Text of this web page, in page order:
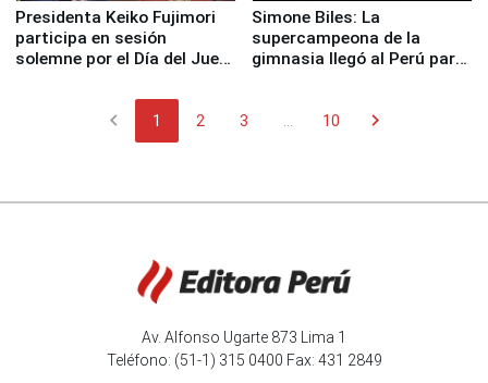
Presidenta Keiko Fujimori
participa en sesión
solemne por el Día del Juez
Simone Biles: La
supercampeona de la
gimnasia llegó al Perú para
chevron_left 1 2 3 10 chevron_right
Av. Alfonso Ugarte 873 Lima 1
Teléfono: (51-1) 315 0400 Fax: 431 2849